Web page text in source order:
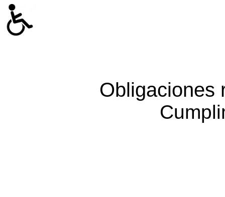
Obligaciones